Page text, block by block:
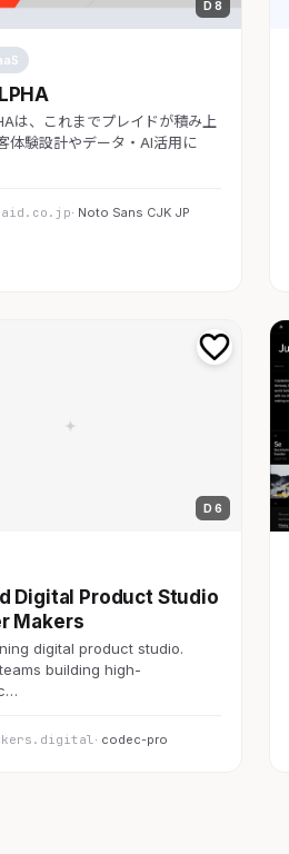
D 8
は、これまでプレイドが積み上
体験設計やデータ・AI活用に
· Noto Sans CJK JP
D 6
Digital Product Studio
Makers
digital product studio.
building high-
· codec-pro